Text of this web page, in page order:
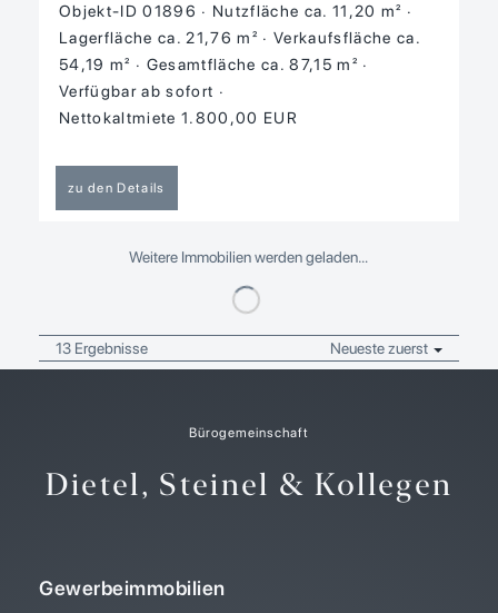
Objekt-ID 01896
Nutzfläche ca. 11,20 m²
Lagerfläche ca. 21,76 m²
Verkaufsfläche ca.
54,19 m²
Gesamtfläche ca. 87,15 m²
Verfügbar ab sofort
Nettokaltmiete 1.800,00 EUR
zu den Details
Weitere Immobilien werden geladen…
13 Ergebnisse Neueste zuerst
Bürogemeinschaft
Dietel, Steinel & Kollegen
Gewerbeimmobilien